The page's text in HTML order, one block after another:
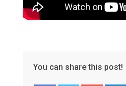
You can share this post!